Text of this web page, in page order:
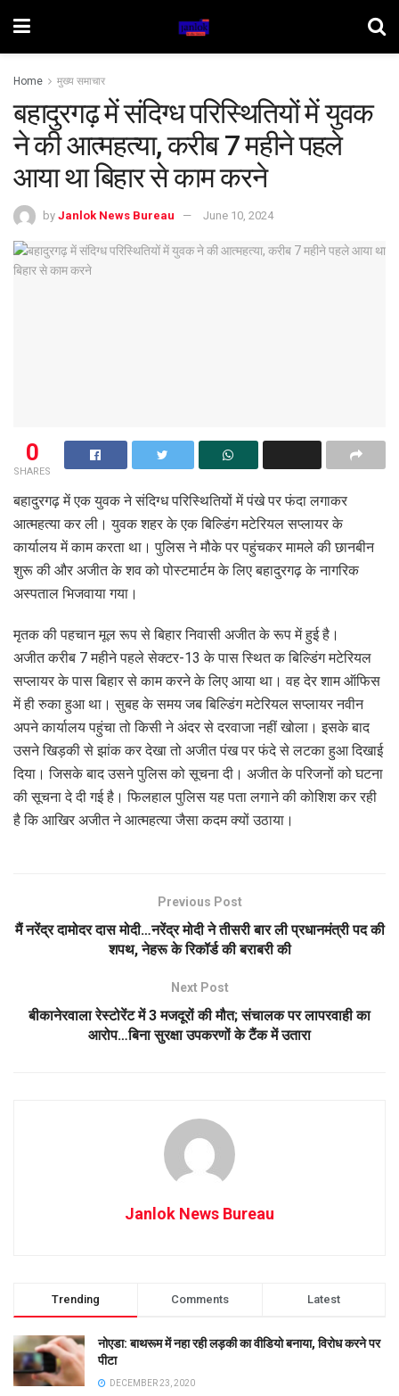
Home मुख्य समाचार
बहादुरगढ़ में संदिग्ध परिस्थितियों में युवक
ने की आत्महत्या, करीब 7 महीने पहले
आया था बिहार से काम करने
by Janlok News Bureau June 10, 2024
0
SHARES
बहादुरगढ़ में एक युवक ने संदिग्ध परिस्थितियों में पंखे पर फंदा लगाकर
आत्महत्या कर ली। युवक शहर के एक बिल्डिंग मटेरियल सप्लायर के
कार्यालय में काम करता था। पुलिस ने मौके पर पहुंचकर मामले की छानबीन
शुरू की और अजीत के शव को पोस्टमार्टम के लिए बहादुरगढ़ के नागरिक
अस्पताल भिजवाया गया।
मृतक की पहचान मूल रूप से बिहार निवासी अजीत के रूप में हुई है।
अजीत करीब 7 महीने पहले सेक्टर-13 के पास स्थित क बिल्डिंग मटेरियल
सप्लायर के पास बिहार से काम करने के लिए आया था। वह देर शाम ऑफिस
में ही रुका हुआ था। सुबह के समय जब बिल्डिंग मटेरियल सप्लायर नवीन
अपने कार्यालय पहुंचा तो किसी ने अंदर से दरवाजा नहीं खोला। इसके बाद
उसने खिड़की से झांक कर देखा तो अजीत पंख पर फंदे से लटका हुआ दिखाई
दिया। जिसके बाद उसने पुलिस को सूचना दी। अजीत के परिजनों को घटना
की सूचना दे दी गई है। फिलहाल पुलिस यह पता लगाने की कोशिश कर रही
है कि आखिर अजीत ने आत्महत्या जैसा कदम क्यों उठाया।
Previous Post
मैं नरेंद्र दामोदर दास मोदी…नरेंद्र मोदी ने तीसरी बार ली प्रधानमंत्री पद की
शपथ, नेहरू के रिकॉर्ड की बराबरी की
Next Post
बीकानेरवाला रेस्टोरेंट में 3 मजदूरों की मौत; संचालक पर लापरवाही का
आरोप…बिना सुरक्षा उपकरणों के टैंक में उतारा
Janlok News Bureau
Trending Comments Latest
नोएडा: बाथरूम में नहा रही लड़की का वीडियो बनाया, विरोध करने पर
पीटा
DECEMBER 23, 2020